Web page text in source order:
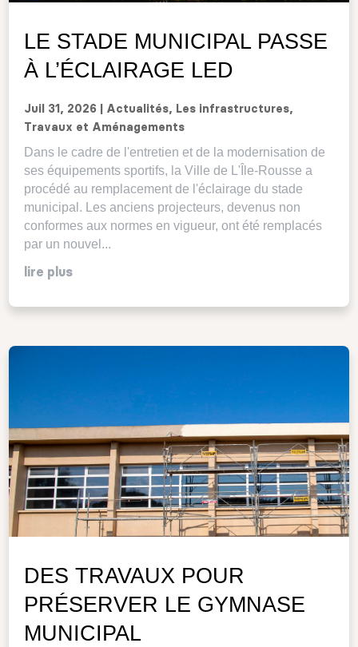
LE STADE MUNICIPAL PASSE
À L’ÉCLAIRAGE LED
Juil 31, 2026 Actualités, Les infrastructures,
Travaux et Aménagements
Dans le cadre de l'entretien et de la modernisation de
ses équipements sportifs, la Ville de L'Île-Rousse a
procédé au remplacement de l'éclairage du stade
municipal. Les anciens projecteurs, devenus non
conformes aux normes en vigueur, ont été remplacés
par un nouvel...
lire plus
DES TRAVAUX POUR
PRÉSERVER LE GYMNASE
MUNICIPAL